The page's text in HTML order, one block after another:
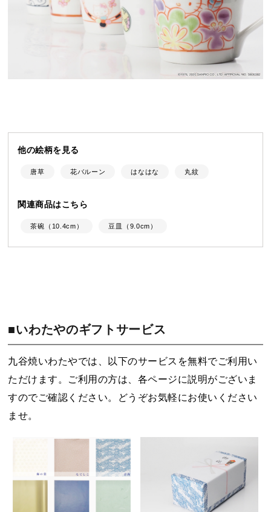
他の絵柄を見る
唐草 花バルーン はなはな 丸紋
関連商品はこちら
茶碗（10.4cm） 豆皿（9.0cm）
■いわたやのギフトサービス
九谷焼いわたやでは、以下のサービスを無料でご利用い
ただけます。ご利用の方は、各ページに説明がございま
すのでご確認ください。どうぞお気軽にお使いください
ませ。